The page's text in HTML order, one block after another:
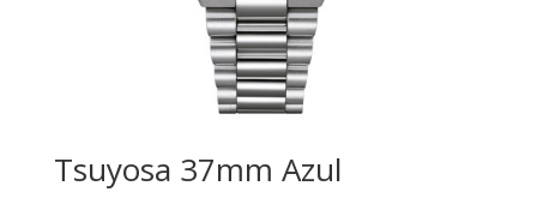
Tsuyosa 37mm Azul